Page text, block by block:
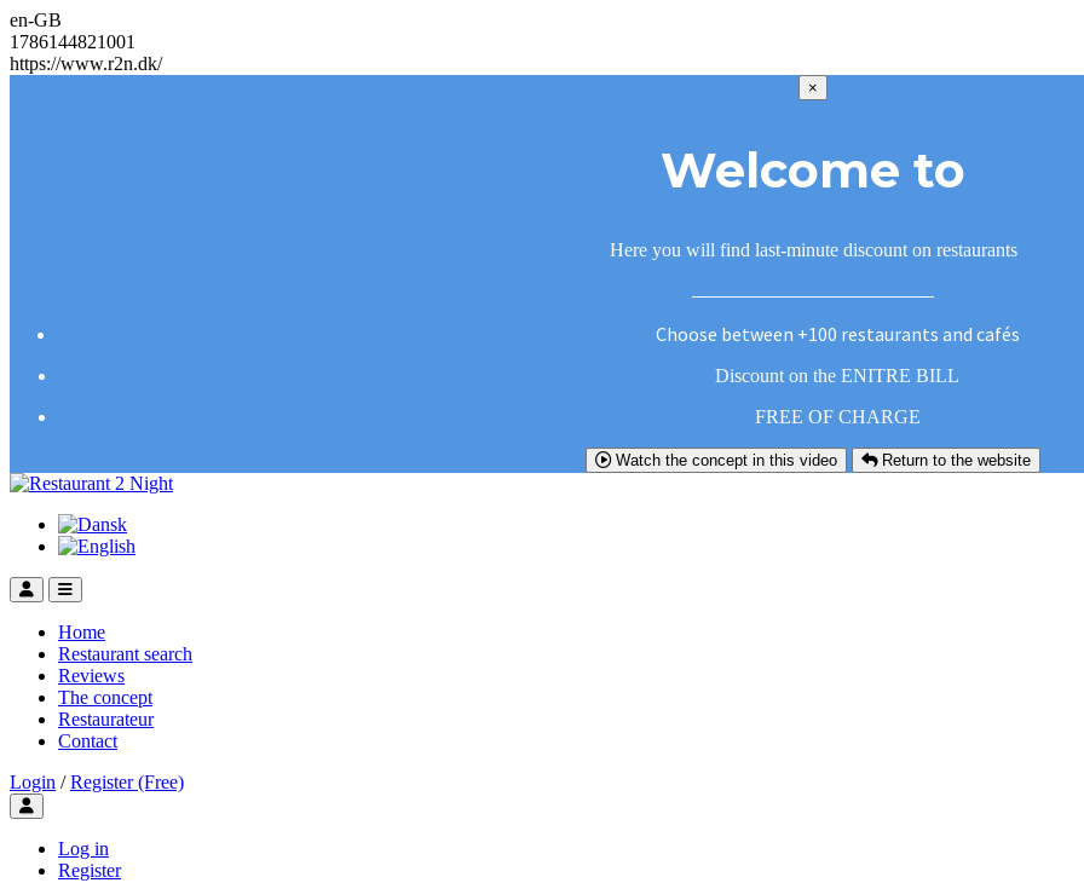
en-GB
1786144821001
https://www.r2n.dk/
×
Welcome to
Here you will find last-minute discount on restaurants
Choose between +100 restaurants and cafés
Discount on the ENITRE BILL
FREE OF CHARGE
Watch the concept in this video Return to the website
Home
Restaurant search
Reviews
The concept
Restaurateur
Contact
Login / Register (Free)
Toggle user menu
Log in
Register